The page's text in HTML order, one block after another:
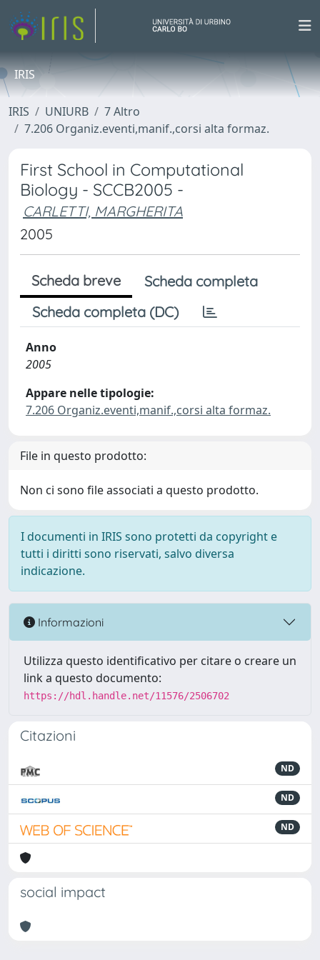
IRIS
IRIS UNIURB
7 Altro
7.206 Organiz.eventi,manif.,corsi alta formaz.
First School in Computational
Biology - SCCB2005 -
CARLETTI, MARGHERITA
2005
Scheda breve
Scheda completa
Scheda completa (DC)
Anno
2005
Appare nelle tipologie:
7.206 Organiz.eventi,manif.,corsi alta formaz.
File in questo prodotto:
Non ci sono file associati a questo prodotto.
I documenti in IRIS sono protetti da copyright e
tutti i diritti sono riservati, salvo diversa
indicazione.
Informazioni
Utilizza questo identificativo per citare o creare un
link a questo documento:
https://hdl.handle.net/11576/2506702
Citazioni
ND
ND
ND
social impact